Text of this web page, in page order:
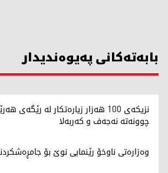
بابەتەکانی پەیوەندیدار
نزیکەی 100 هەزار زیارەتکار لە
چوونەتە نەجەف و کەربەلا
وەزارەتی ناوخۆ رێنمایی نوێ بۆ